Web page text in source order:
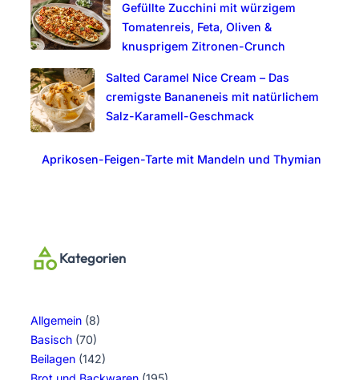
Gefüllte Zucchini mit würzigem
Tomatenreis, Feta, Oliven &
knusprigem Zitronen-Crunch
Salted Caramel Nice Cream – Das
cremigste Bananeneis mit natürlichem
Salz-Karamell-Geschmack
Aprikosen-Feigen-Tarte mit Mandeln und Thymian
Kategorien
Allgemein (8)
Basisch (70)
Beilagen (142)